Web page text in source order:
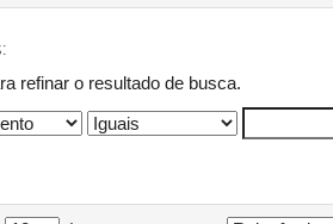
refinar o resultado de busca.